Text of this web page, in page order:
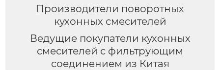
Производители поворотных
кухонных смесителей
Ведущие покупатели кухонных
смесителей с фильтрующим
соединением из Китая